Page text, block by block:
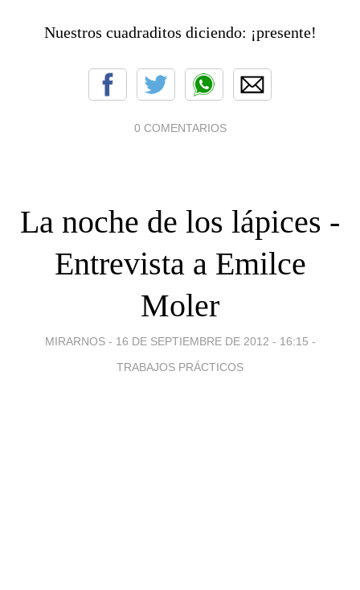
Nuestros cuadraditos diciendo: ¡presente!
0 COMENTARIOS
La noche de los lápices -
Entrevista a Emilce
Moler
MIRARNOS - 16 DE SEPTIEMBRE DE 2012 - 16:15 -
TRABAJOS PRÁCTICOS